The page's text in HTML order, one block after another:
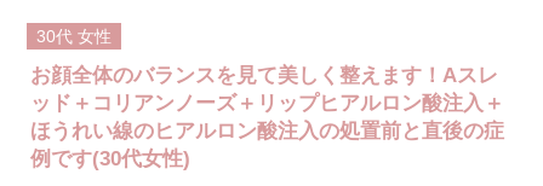
を改善したりすることも可能で、ナチュラルな仕上がりを重視しながらデ
ザインしていきます。
施術時間：注入箇所数により異なりますが、10分程度です。
リスク、副作用：施術後に腫れ、赤み、内出血、痛み、突っ張り感などが
生じることがありますが、通常は一時的なもので数日〜1週間程度で軽快し
ていきます。まれに、ヒアルロン酸に対するアレルギー反応や、細菌感
染、血管閉塞といった重篤な合併症が生じる可能性もあります。施術後1〜
2週間は、注入部位を強く押したりマッサージしたりすることはお控えくだ
30代 女性
お顔全体のバランスを見て美しく整えます！Aスレ
ッド＋コリアンノーズ＋リップヒアルロン酸注入＋
ほうれい線のヒアルロン酸注入の処置前と直後の症
例です(30代女性)